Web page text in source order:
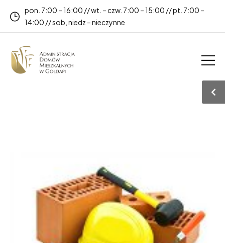
pon. 7:00 – 16:00 // wt. – czw. 7:00 – 15:00 // pt. 7:00 –
14:00 // sob, niedz – nieczynne